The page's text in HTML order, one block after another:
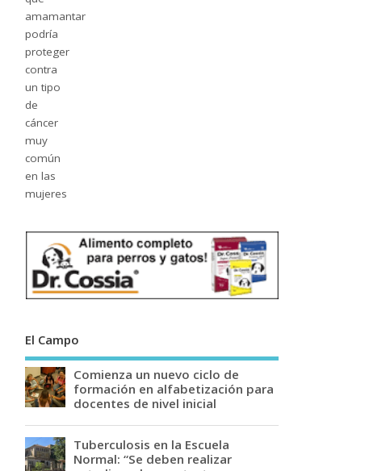
El Campo
Comienza un nuevo ciclo de
formación en alfabetización para
docentes de nivel inicial
Tuberculosis en la Escuela
Normal: “Se deben realizar